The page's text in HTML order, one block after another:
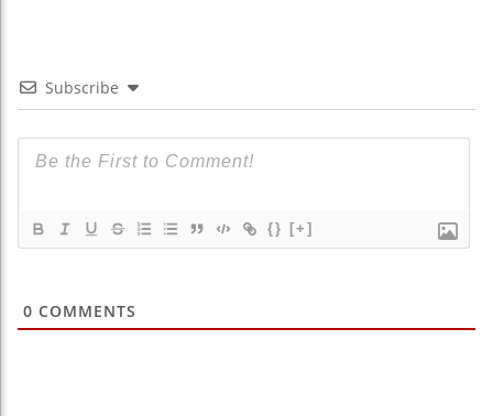
Subscribe
{} [+]
0 COMMENTS